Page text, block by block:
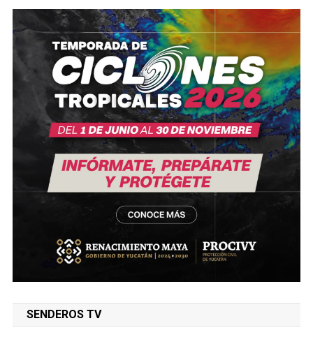
SENDEROS TV